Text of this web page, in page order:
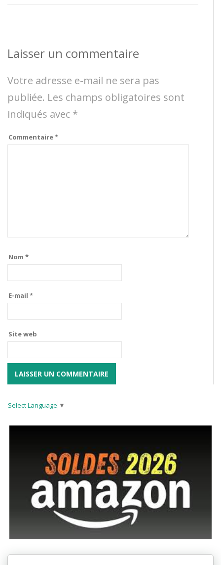
Laisser un commentaire
Votre adresse e-mail ne sera pas
publiée. Les champs obligatoires sont
indiqués avec *
Commentaire*
Nom *
E-mail *
Site web
Select Language ▼